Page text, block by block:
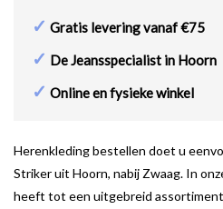
✓ Gratis levering vanaf €75
✓ De Jeansspecialist in Hoorn
✓ Online en fysieke winkel
Herenkleding bestellen doet u
Striker uit Hoorn, nabij Zwaag. In
heeft tot een uitgebreid